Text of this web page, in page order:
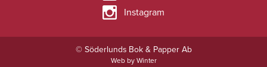
Instagram
© Söderlunds Bok & Papper Ab
Web by Winter